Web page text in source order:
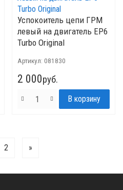
Успокоитель цепи ГРМ
левый на двигатель ЕР6
Turbo Original
Артикул: 081830
2 000руб.
2 »